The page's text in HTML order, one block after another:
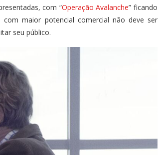
com “Operação Avalanche” ficando
maior potencial comercial não deve ser
seu público.